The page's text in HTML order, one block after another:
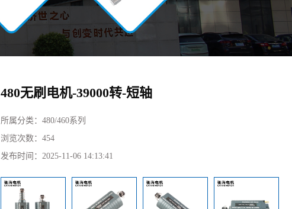
480无刷电机-39000转-短轴
所属分类： 480/460系列
浏览次数： 454
发布时间： 2025-11-06 14:13:41